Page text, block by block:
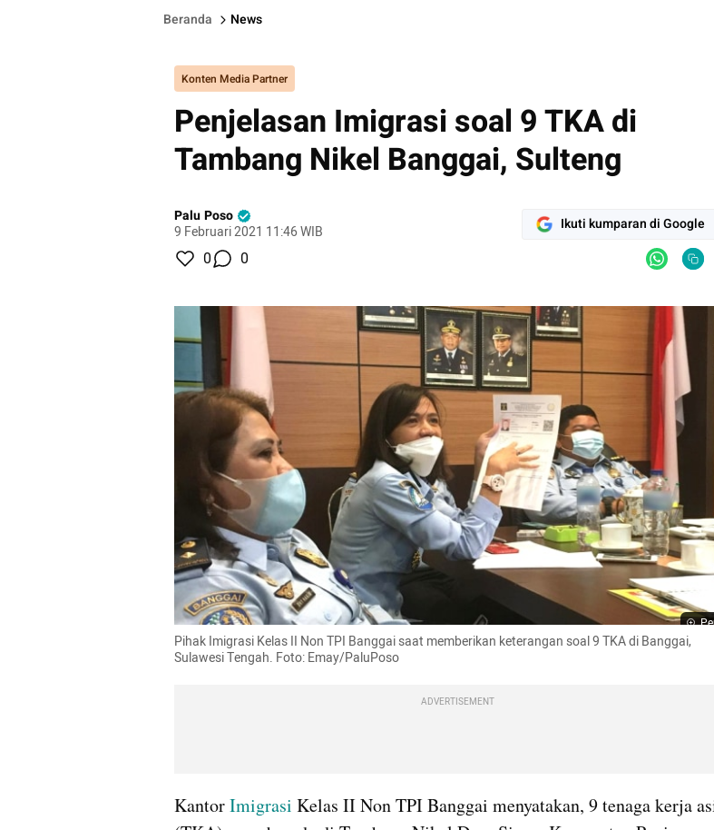
Beranda News
Konten Media Partner
Penjelasan Imigrasi soal 9 TKA di
Tambang Nikel Banggai, Sulteng
Palu Poso
9 Februari 2021 11:46 WIB
Ikuti kumparan di Google
0 0
Pihak Imigrasi Kelas II Non TPI Banggai saat memberikan keterangan soal 9 TKA di Banggai,
Sulawesi Tengah. Foto: Emay/PaluPoso
ADVERTISEMENT
Kantor Imigrasi Kelas II Non TPI Banggai menyatakan, 9 tenaga kerja